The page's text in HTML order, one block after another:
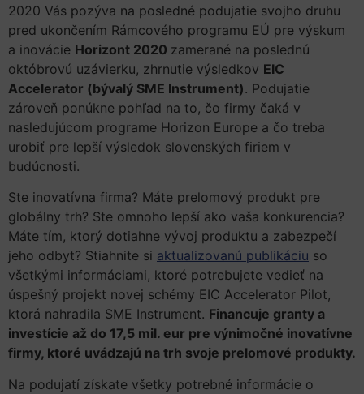
2020 Vás pozýva na posledné podujatie svojho druhu
pred ukončením Rámcového programu EÚ pre výskum
a inovácie Horizont 2020 zamerané na poslednú
októbrovú uzávierku, zhrnutie výsledkov EIC
Accelerator (bývalý SME Instrument). Podujatie
zároveň ponúkne pohľad na to, čo firmy čaká v
nasledujúcom programe Horizon Europe a čo treba
urobiť pre lepší výsledok slovenských firiem v
budúcnosti.
Ste inovatívna firma? Máte prelomový produkt pre
globálny trh? Ste omnoho lepší ako vaša konkurencia?
Máte tím, ktorý dotiahne vývoj produktu a zabezpečí
jeho odbyt? Stiahnite si aktualizovanú publikáciu so
všetkými informáciami, ktoré potrebujete vedieť na
úspešný projekt novej schémy EIC Accelerator Pilot,
ktorá nahradila SME Instrument. Financuje granty a
investície až do 17,5 mil. eur pre výnimočné inovatívne
firmy, ktoré uvádzajú na trh svoje prelomové produkty.
Na podujatí získate všetky potrebné informácie o